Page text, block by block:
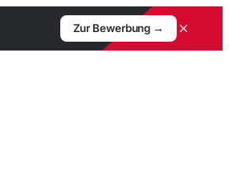
Zur Bewerbung → ×